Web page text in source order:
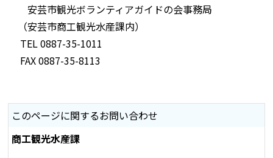
安芸市観光ボランティアガイドの会事務局
（安芸市商工観光水産課内）
TEL 0887-35-1011
FAX 0887-35-8113
このページに関するお問い合わせ
商工観光水産課